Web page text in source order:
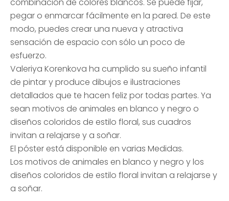
pegar o enmarcar fácilmente en la pared. De este
modo, puedes crear una nueva y atractiva
sensación de espacio con sólo un poco de
esfuerzo.
Valeriya Korenkova ha cumplido su sueño infantil
de pintar y produce dibujos e ilustraciones
detallados que te hacen feliz por todas partes. Ya
sean motivos de animales en blanco y negro o
diseños coloridos de estilo floral, sus cuadros
invitan a relajarse y a soñar.
El póster está disponible en varias Medidas.
Los motivos de animales en blanco y negro y los
diseños coloridos de estilo floral invitan a relajarse y
a soñar.